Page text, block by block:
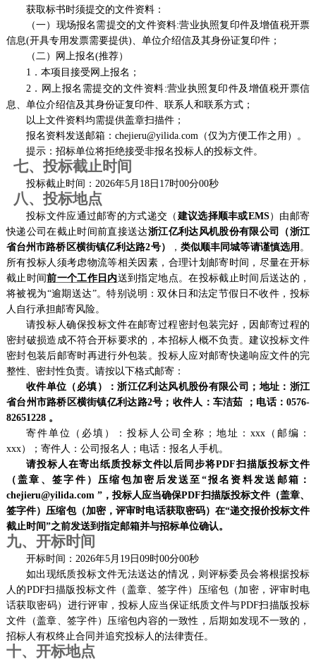
获取标书时须提交的文件资料：
（一） 现场报名需提交的文件资料:营业执照复印件及增值税开票
信息(开具专用发票需要提供)、单位介绍信及其身份证复印件；
（ 二 ）网上报名(推荐）
1． 本项目接受网上报名；
2． 网上报名需提交的文件资料:营业执照复印件及增值税开票信
息、单位介绍信及其身份证复印件、联系人和联系方式；
以上文件资料均需提供盖章扫描件；
报名资料发送邮箱： chejieru@yilida.com （仅为方便工作之用）。
提示：招标单位将拒绝接受非报名投标人的投标文件。
七、投标截止时间
投标截止时间： 2026年5月 18日 17时00分00秒
八、投标地点
投标文件应通过邮寄的方式递交（ 建议选择顺丰或EMS）由邮寄
快递公司在截止时间前直接送达浙江亿利达风机股份有限公司
（浙江
省台州市路桥区横街镇亿利达路2号） ， 类似顺丰同城等请谨慎选用 。
所有投标人须考虑物流等相关因素，合理计划邮寄时间，尽量在开标
截止时间前一个工作日内送到指定地点。在投标截止时间后送达的，
将被视为“逾期送达”。特别说明：双休日和法定节假日不收件，投标
人自行承担邮寄风险。
请投标人确保投标文件在邮寄过程密封包装完好，因邮寄过程的
密封破损造成不符合开标要求的，本招标人概不负责。建议投标文件
密封包装后邮寄时再进行外包装。投标人应对邮寄快递响应文件的完
整性、密封性负责。请按以下格式邮寄：
收件单位（必填）：浙江亿利达风机股份有限公司 ；地址：浙江
省台州市路桥区横街镇亿利达路2号 ；收件人： 车洁茹 ；电话：0576-
82651228 。
寄件单位（必填）：投标人公司全称；地址： xxx（邮编：
xxx）；寄件人：公司报名人；电话：报名人手机。
请投标人在寄出纸质投标文件以后同步将PDF扫描版投标文件
（盖章、签字件）压缩包加密后发送至“报名资料发送邮箱：
chejieru@yilida.com ”，投标人应当确保PDF扫描版投标文件（盖章、
签字件）压缩包（加密，评审时电话获取密码）在“递交报价投标文件
截止时间”之前发送到指定邮箱并与招标单位确认。
九、开标时间
开标时间： 2026年5月 19日09时00分00秒
如出现纸质投标文件无法送达的情况，则评标委员会将根据投标
人的PDF扫描版投标文件（盖章、签字件）压缩包（加密 ， 评审时电
话获取密码）进行评审，投标人应当保证纸质文件与PDF扫描版投标
文件（盖章、签字件）压缩包内容的一致性，后期如发现不一致的，
招标人有权终止合同并追究投标人的法律责任。
十、开标地点